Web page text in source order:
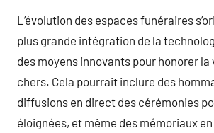
L’évolution des espaces funéraires
plus grande intégration de la
des moyens innovants pour honorer la
chers. Cela pourrait inclure des
diffusions en direct des cérémonies
éloignées, et même des mémoriaux